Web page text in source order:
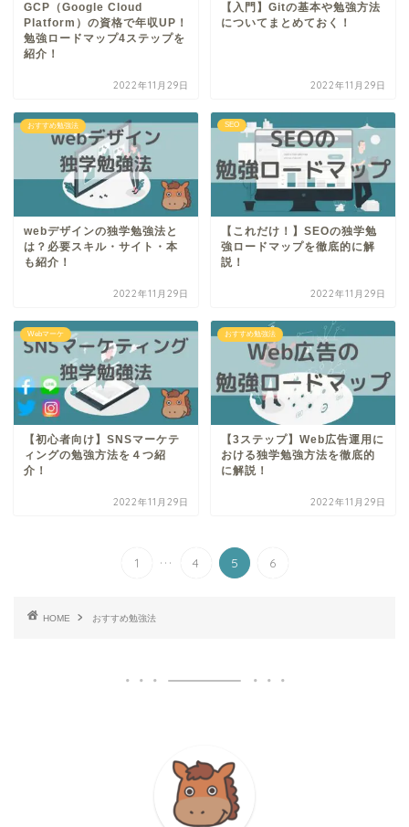
GCP（Google Cloud
Platform）の資格で年収UP！
勉強ロードマップ4ステップを
紹介！
2022年11月29日
【入門】Gitの基本や勉強方法
についてまとめておく！
2022年11月29日
おすすめ勉強法
webデザインの独学勉強法と
は？必要スキル・サイト・本
も紹介！
2022年11月29日
SEO
【これだけ！】SEOの独学勉
強ロードマップを徹底的に解
説！
2022年11月29日
Webマーケ
【初心者向け】SNSマーケテ
ィングの勉強方法を４つ紹
介！
2022年11月29日
おすすめ勉強法
【3ステップ】Web広告運用に
おける独学勉強方法を徹底的
に解説！
2022年11月29日
1 ... 4 5 6
HOME おすすめ勉強法